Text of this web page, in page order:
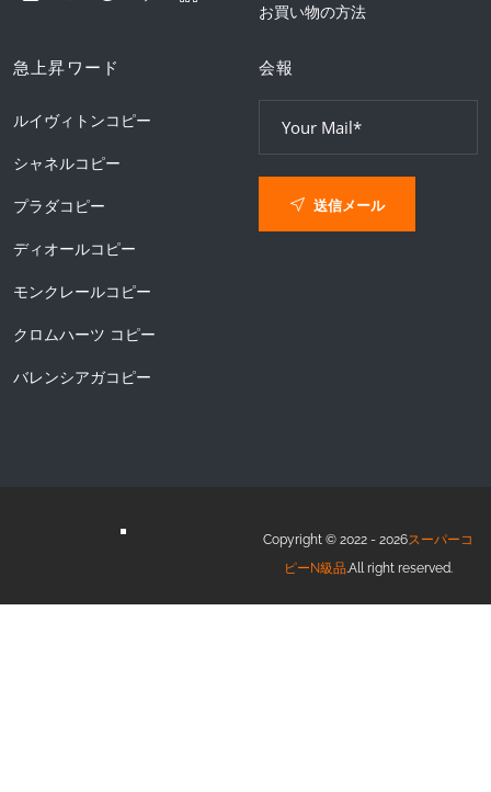
お買い物の方法
急上昇ワード
ルイヴィトンコピー
シャネルコピー
プラダコピー
ディオールコピー
モンクレールコピー
クロムハーツ コピー
バレンシアガコピー
会報
送信メール
Copyright © 2022 - 2026スーパーコ
ピーN級品.All right reserved.